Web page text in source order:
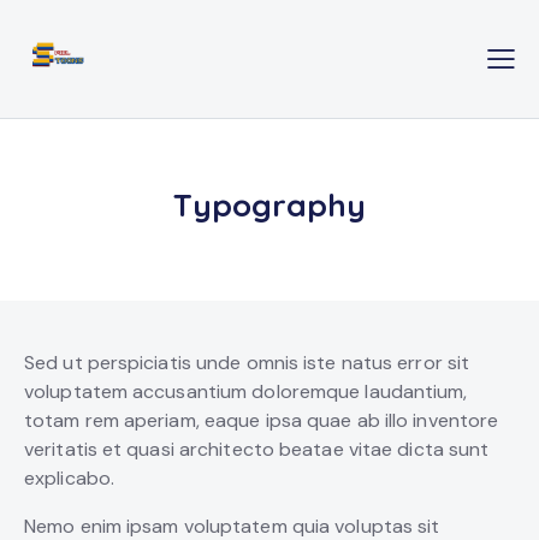
Typography
Sed ut perspiciatis unde omnis iste natus error sit
voluptatem accusantium doloremque laudantium,
totam rem aperiam, eaque ipsa quae ab illo inventore
veritatis et quasi architecto beatae vitae dicta sunt
explicabo.
Nemo enim ipsam voluptatem quia voluptas sit